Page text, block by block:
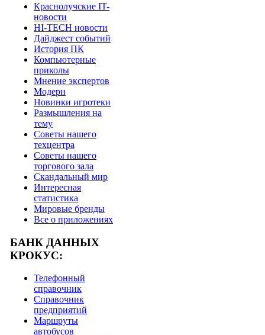
Краснолучские IT-
новости
HI-TECH новости
Дайджест событий
История ПК
Компьютерные
приколы
Мнение экспертов
Модерн
Новинки игротеки
Размышления на
тему
Советы нашего
техцентра
Советы нашего
торгового зала
Скандальный мир
Интересная
статистика
Мировые бренды
Все о приложениях
БАНК ДАННЫХ
КРОКУС:
Телефонный
справочник
Справочник
предприятий
Маршруты
автобусов